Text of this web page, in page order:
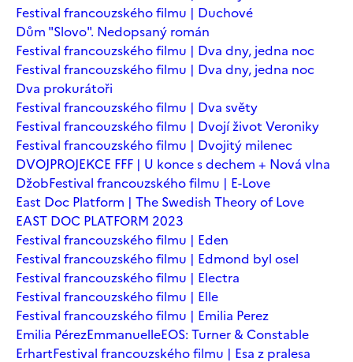
Festival francouzského filmu | Duchové
Dům "Slovo". Nedopsaný román
Festival francouzského filmu | Dva dny, jedna noc
Festival francouzského filmu | Dva dny, jedna noc
Dva prokurátoři
Festival francouzského filmu | Dva světy
Festival francouzského filmu | Dvojí život Veroniky
Festival francouzského filmu | Dvojitý milenec
DVOJPROJEKCE FFF | U konce s dechem + Nová vlna
DžobFestival francouzského filmu | E-Love
East Doc Platform | The Swedish Theory of Love
EAST DOC PLATFORM 2023
Festival francouzského filmu | Eden
Festival francouzského filmu | Edmond byl osel
Festival francouzského filmu | Electra
Festival francouzského filmu | Elle
Festival francouzského filmu | Emilia Perez
Emilia PérezEmmanuelleEOS: Turner & Constable
ErhartFestival francouzského filmu | Esa z pralesa